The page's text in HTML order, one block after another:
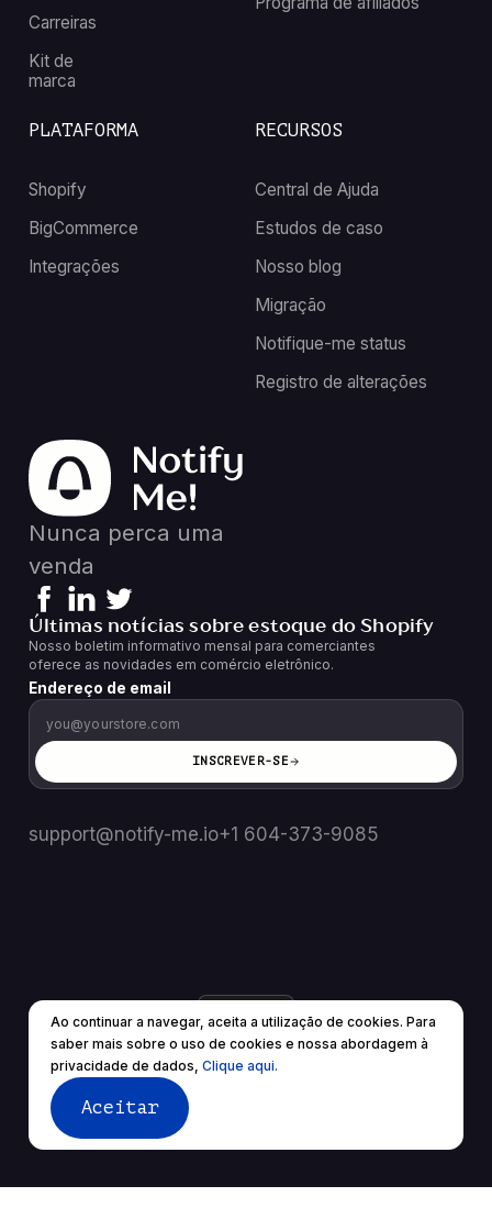
Ao continuar a navegar, aceita a utilização de cookies. Para
saber mais sobre o uso de cookies e nossa abordagem à
privacidade de dados, Clique aqui.
Aceitar
Carreiras
Kit de
marca
RECURSOS
Central de Ajuda
Estudos de caso
Nosso blog
Migração
Notifique-me status
Registro de alterações
PLATAFORMA
Shopify
BigCommerce
Integrações
Nunca perca uma
venda
Últimas notícias sobre estoque do Shopify
Nosso boletim informativo mensal para comerciantes
oferece as novidades em comércio eletrônico.
Endereço de email
INSCREVER-SE
support@notify-me.io+1 604-373-9085
© 2025 Todos os direitos reservados.
Termos de Serviçopolítica de Privacidade